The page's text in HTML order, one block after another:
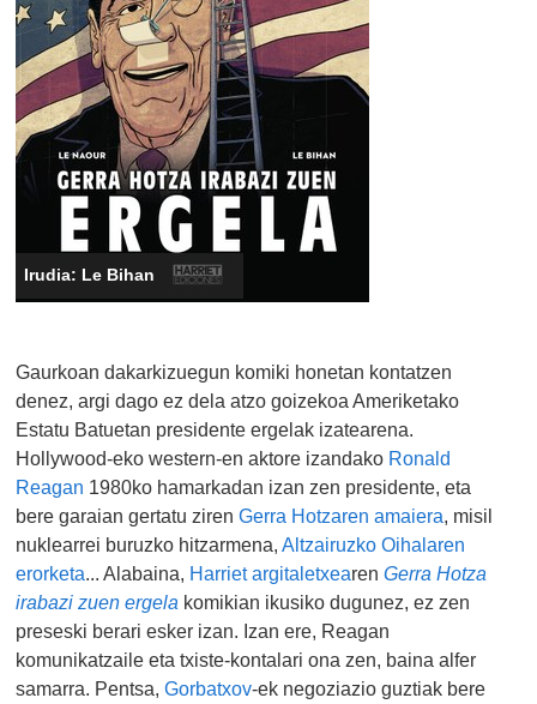
Irudia: Le Bihan
Gaurkoan dakarkizuegun komiki honetan kontatzen
denez, argi dago ez dela atzo goizekoa Ameriketako
Estatu Batuetan presidente ergelak izatearena.
Hollywood-eko western-en aktore izandako Ronald
Reagan 1980ko hamarkadan izan zen presidente, eta
bere garaian gertatu zirenGerra Hotzaren amaiera, misil
nuklearrei buruzko hitzarmena,Altzairuzko Oihalaren
erorketa... Alabaina, Harriet argitaletxearenGerra Hotza
irabazi zuen ergela komikian ikusiko dugunez, ez zen
preseski berari esker izan. Izan ere, Reagan
komunikatzaile eta txiste-kontalari ona zen, baina alfer
samarra. Pentsa,Gorbatxov-ek negoziazio guztiak bere